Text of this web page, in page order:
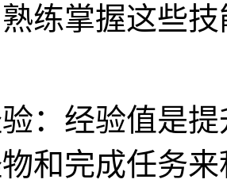
练掌握这些
：经验值是
和完成任务